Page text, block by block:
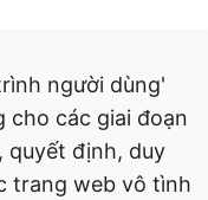
người dùng'
cho các giai đoạn
quyết định, duy
trang web vô tình